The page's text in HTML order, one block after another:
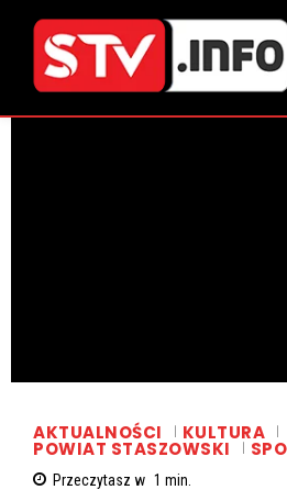
AKTUALNOŚCI KULTURA
POWIAT STASZOWSKI
Przeczytasz w 1 min.